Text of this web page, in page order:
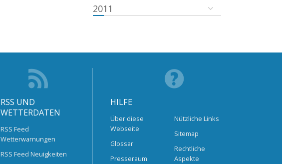
2011
RSS UND
WETTERDATEN
RSS Feed
Wetterwarnungen
RSS Feed Neuigkeiten
HILFE
Über diese
Webseite
Glossar
Presseraum
Nützliche Links
Sitemap
Rechtliche
Aspekte